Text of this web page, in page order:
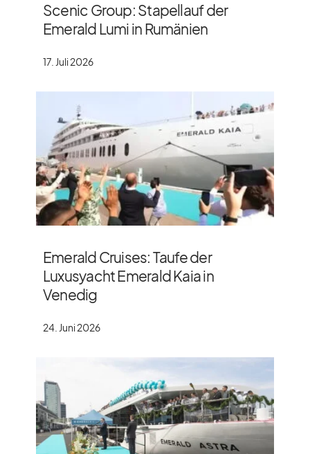
Scenic Group: Stapellauf der
Emerald Lumi in Rumänien
17. Juli 2026
Emerald Cruises: Taufe der
Luxusyacht Emerald Kaia in
Venedig
24. Juni 2026